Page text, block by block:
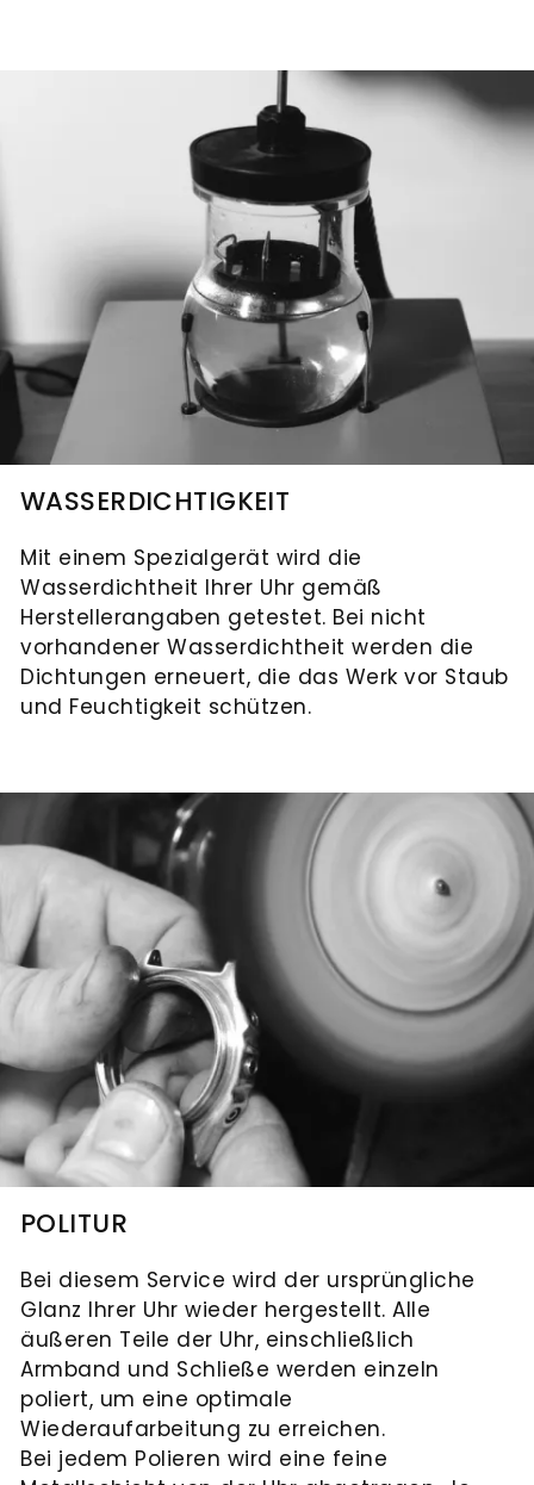
WASSERDICHTIGKEIT
Mit einem Spezialgerät wird die
Wasserdichtheit Ihrer Uhr gemäß
Herstellerangaben getestet. Bei nicht
vorhandener Wasserdichtheit werden die
Dichtungen erneuert, die das Werk vor Staub
und Feuchtigkeit schützen.
POLITUR
Bei diesem Service wird der ursprüngliche
Glanz Ihrer Uhr wieder hergestellt. Alle
äußeren Teile der Uhr, einschließlich
Armband und Schließe werden einzeln
poliert, um eine optimale
Wiederaufarbeitung zu erreichen.
Bei jedem Polieren wird eine feine